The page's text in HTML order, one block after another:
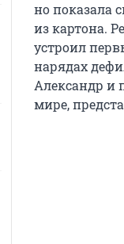
но показала
из картона.
устроил
нарядах
Александр и
мире,